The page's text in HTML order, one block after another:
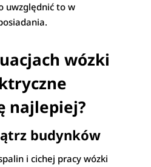
uwzględnić to w
wózki
najlepiej?
budynków
i cichej pracy wózki